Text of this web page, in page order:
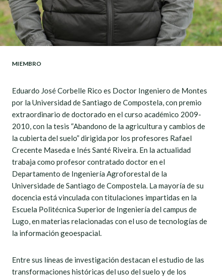
MIEMBRO
Eduardo José Corbelle Rico es Doctor Ingeniero de Montes
por la Universidad de Santiago de Compostela, con premio
extraordinario de doctorado en el curso académico 2009-
2010, con la tesis “Abandono de la agricultura y cambios de
la cubierta del suelo” dirigida por los profesores Rafael
Crecente Maseda e Inés Santé Riveira. En la actualidad
trabaja como profesor contratado doctor en el
Departamento de Ingeniería Agroforestal de la
Universidade de Santiago de Compostela. La mayoría de su
docencia está vinculada con titulaciones impartidas en la
Escuela Politécnica Superior de Ingeniería del campus de
Lugo, en materias relacionadas con el uso de tecnologías de
la información geoespacial.
Entre sus líneas de investigación destacan el estudio de las
transformaciones históricas del uso del suelo y de los